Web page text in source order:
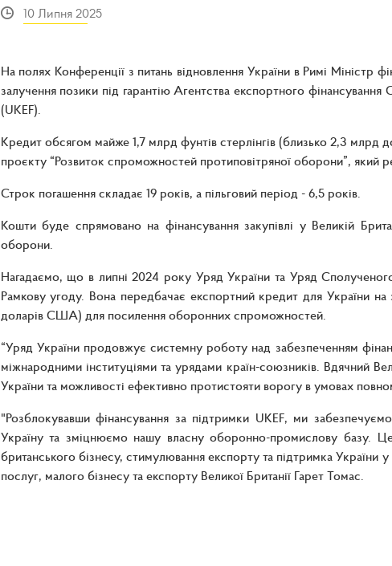
10 Липня 2025
На полях Конференції з питань відновлення України в Римі Міністр
залучення позики під гарантію Агентства експортного фінансування
(UKEF).
Кредит обсягом майже 1,7 млрд фунтів стерлінгів (близько 2,3
проєкту “Розвиток спроможностей протиповітряної оборони”, який
Строк погашення складає 19 років, а пільговий період - 6,5 років.
Кошти буде спрямовано на фінансування закупівлі у Великій
оборони.
Нагадаємо, що в липні 2024 року Уряд України та Уряд Сполученого
Рамкову угоду. Вона передбачає експортний кредит для України
доларів США) для посилення оборонних спроможностей.
“Уряд України продовжує системну роботу над забезпеченням
міжнародними інституціями та урядами країн-союзників. Вдячний
України та можливості ефективно протистояти ворогу в умовах
"Розблокувавши фінансування за підтримки UKEF, ми
Україну та зміцнюємо нашу власну оборонно-промислову базу.
британського бізнесу, стимулювання експорту та підтримка України
послуг, малого бізнесу та експорту Великої Британії Гарет Томас.